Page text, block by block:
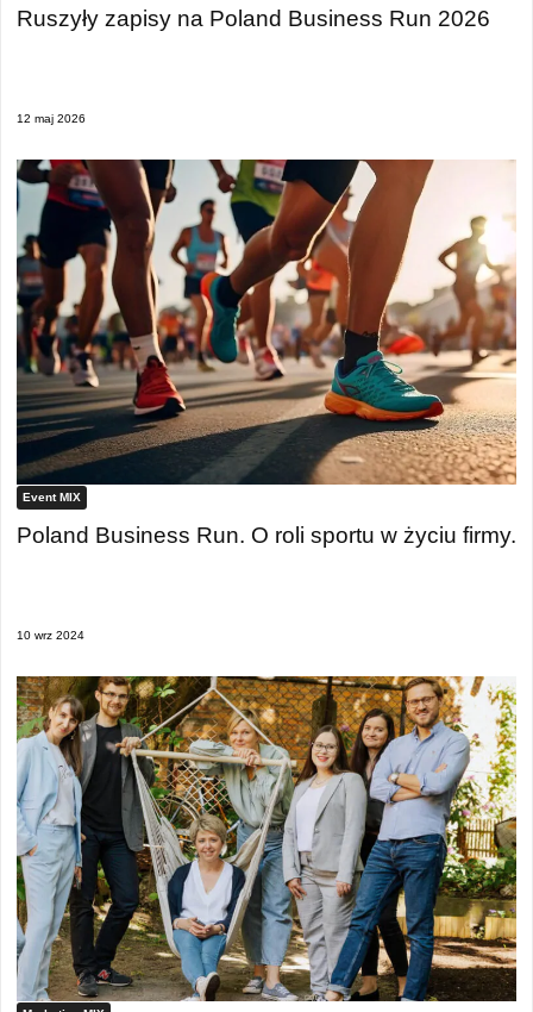
Ruszyły zapisy na Poland Business Run 2026
12 maj 2026
Event MIX
Poland Business Run. O roli sportu w życiu firmy.
10 wrz 2024